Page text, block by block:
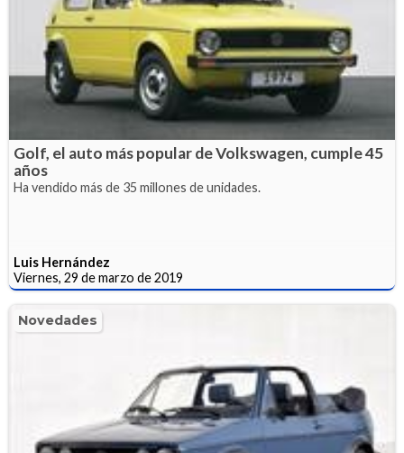
Golf, el auto más popular de Volkswagen, cumple 45
años
Ha vendido más de 35 millones de unidades.
Luis Hernández
Viernes, 29 de marzo de 2019
Novedades